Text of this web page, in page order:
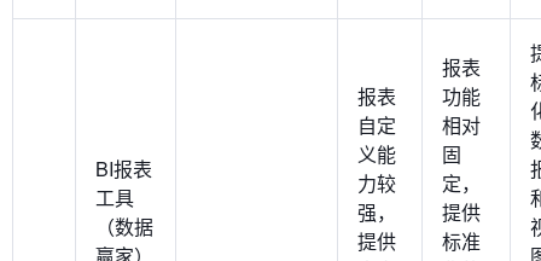
BI报表
工具
（数据
报表
自定
义能
力较
强，
提供
报表
功能
相对
固
定，
提供
标准